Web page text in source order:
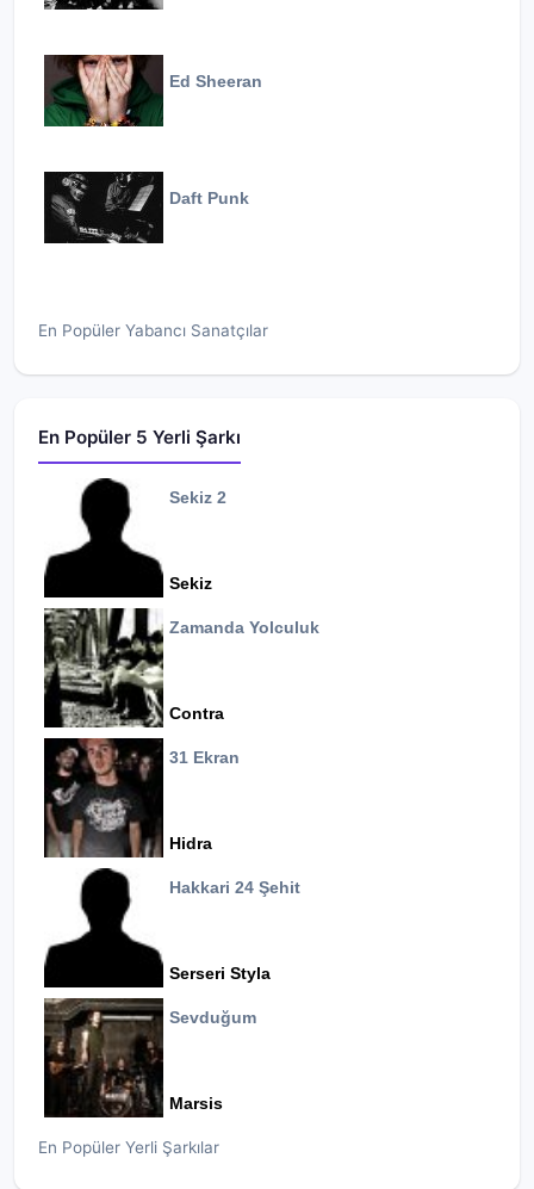
Ed Sheeran
Daft Punk
En Popüler Yabancı Sanatçılar
En Popüler 5 Yerli Şarkı
Sekiz 2
Sekiz
Zamanda Yolculuk
Contra
31 Ekran
Hidra
Hakkari 24 Şehit
Serseri Styla
Sevduğum
Marsis
En Popüler Yerli Şarkılar